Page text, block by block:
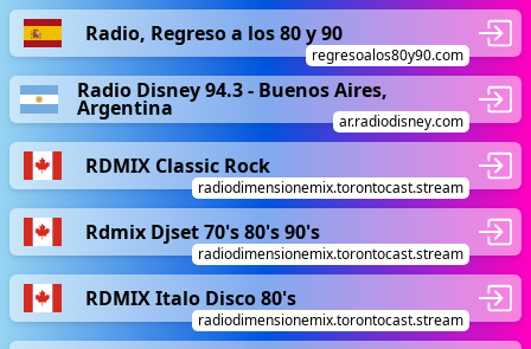
Radio, Regreso a los 80 y 90
regresoalos80y90.com
Radio Disney 94.3 - Buenos Aires,
Argentina
ar.radiodisney.com
RDMIX Classic Rock
radiodimensionemix.torontocast.stream
Rdmix Djset 70's 80's 90's
radiodimensionemix.torontocast.stream
RDMIX Italo Disco 80's
radiodimensionemix.torontocast.stream